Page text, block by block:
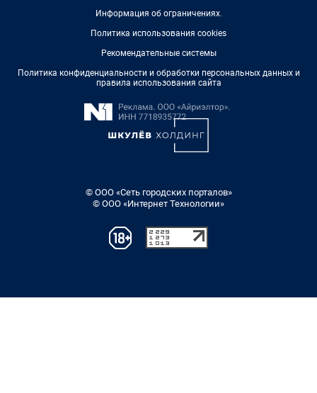
Информация об ограничениях.
Политика использования cookies
Рекомендательные системы
Политика конфиденциальности и обработки персональных данных и
правила использования сайта
© ООО «Сеть городских порталов»
© ООО «Интернет Технологии»